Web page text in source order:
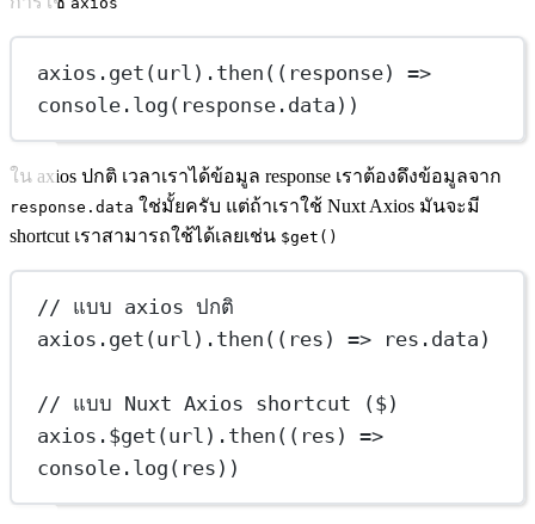
axios. get (url). then (( response) =>
console. log (response.data))
ใน axios ปกติ เวลาเราได้ข้อมูล response เราต้องดึงข้อมูลจาก
response.data ใช่มั้ยครับ แต่ถ้าเราใช้ Nuxt Axios มันจะมี
shortcut เราสามารถใช้ได้เลยเช่น $get()
// แบบ axios ปกติ
axios. get (url). then (( res ) => res.data)
// แบบ Nuxt Axios shortcut ($)
axios. $get (url). then (( res ) =>
console. log (res))